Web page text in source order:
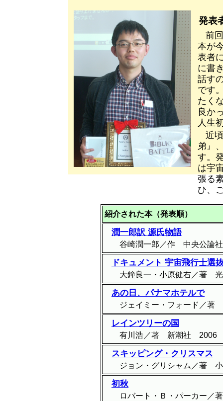
発表
前
本が
表者
に書
話す
です
たく
良か
人生
近
弟』
す。
は宇
張る
ひ、
紹介された本（発表順）
潤一郎訳 源氏物語
谷崎潤一郎／作 中央公論社
ドキュメント 宇宙飛行士選
大鐘良一・小原健右／著
あの日、パナマホテルで
ジェイミー・フォード／著
レインツリーの国
有川浩／著 新潮社 2006
スキッピング・クリスマス
ジョン・グリシャム／著
初秋
ロバート・Ｂ・パーカー／著